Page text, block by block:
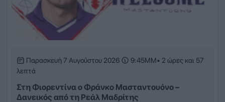
Παρασκευή 7 Αυγούστου 2026 9:45ΜΜ• 2 ώρες και 57
λεπτά
Στη Φιορεντίνα ο Φράνκο Μασταντουόνο –
Δανεικός από τη Ρεάλ Μαδρίτης